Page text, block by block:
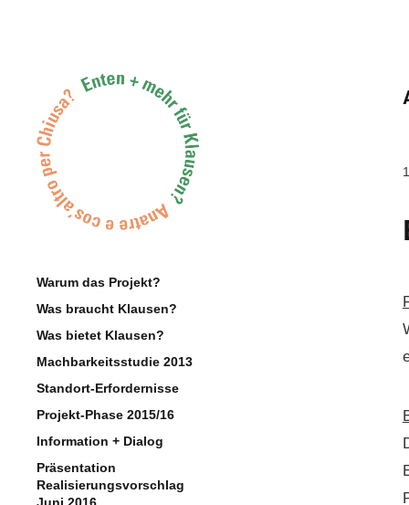
Warum das Projekt?
Was braucht Klausen?
Was bietet Klausen?
Machbarkeitsstudie 2013
Standort-Erfordernisse
Projekt-Phase 2015/16
Information + Dialog
Präsentation
Realisierungsvorschlag